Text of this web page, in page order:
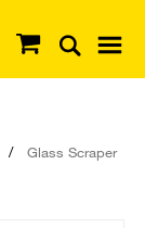
Glass Scraper